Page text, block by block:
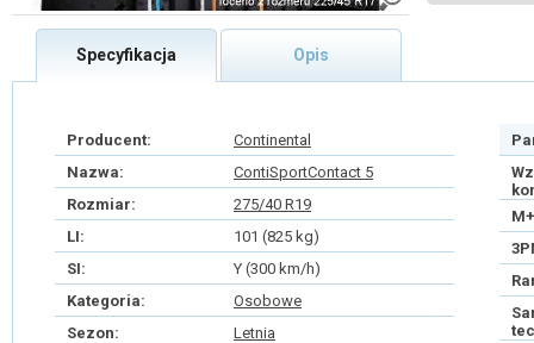
Specyfikacja Opis
Producent:
Continental
Nazwa:
ContiSportContact 5
Rozmiar:
275/40 R19
LI:
101 (825 kg)
SI:
Y (300 km/h)
Kategoria:
Osobowe
Sezon:
Letnia